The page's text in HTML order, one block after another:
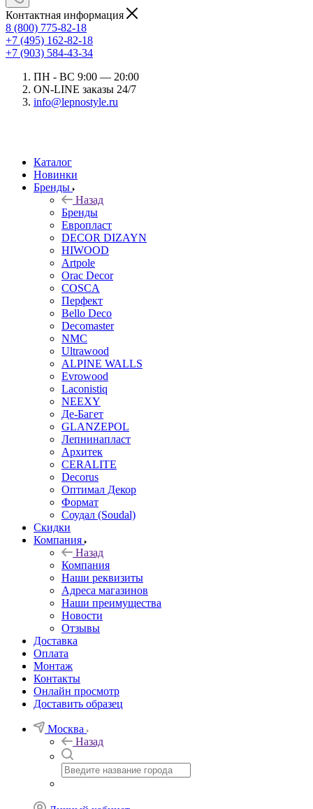
Контактная информация
8 (800) 775-82-18
+7 (495) 162-82-18
+7 (903) 584-43-34
ПН - ВС 9:00 — 20:00
ON-LINE заказы 24/7
info@lepnostyle.ru
Каталог
Новинки
Бренды
Назад
Бренды
Европласт
DECOR DIZAYN
HIWOOD
Artpole
Orac Decor
COSCA
Перфект
Bello Deco
Decomaster
NMС
Ultrawood
ALPINE WALLS
Evrowood
Laconistiq
NEEXY
Де-Багет
GLANZEPOL
Лепнинапласт
Архитек
CERALITE
Decorus
Оптимал Декор
Формат
Соудал (Soudal)
Скидки
Компания
Назад
Компания
Наши реквизиты
Адреса магазинов
Наши преимущества
Новости
Отзывы
Доставка
Оплата
Монтаж
Контакты
Онлайн просмотр
Доставить образец
Москва
Назад